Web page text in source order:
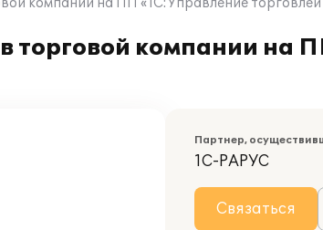
компании на ПП «1С:Управление торговлей
торговой компании на
Партнер,
1С-РАРУС
Связаться